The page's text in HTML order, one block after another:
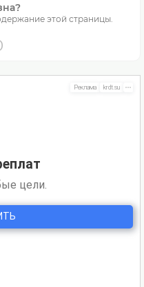
этой страницы.